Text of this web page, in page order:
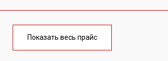
от 100 мин
Показать весь прайс